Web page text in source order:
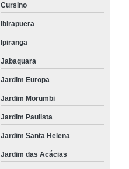
Cursino
Ibirapuera
Ipiranga
Jabaquara
Jardim Europa
Jardim Morumbi
Jardim Paulista
Jardim Santa Helena
Jardim das Acácias